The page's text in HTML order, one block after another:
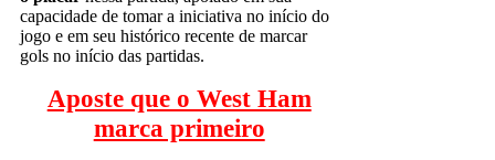
capacidade de tomar a iniciativa no início do
jogo e em seu histórico recente de marcar
gols no início das partidas.
Aposte que o West Ham
marca primeiro